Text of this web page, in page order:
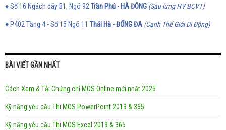
♦ Số 16 Ngách dãy B1, Ngõ 92 Trần Phú - HÀ ĐÔNG (Sau lưng HV BCVT)
♦ P402 Tầng 4 - Số 15 Ngõ 11 Thái Hà -ĐỐNG ĐA (Cạnh Thế Giới Di Động)
BÀI VIẾT GẦN NHẤT
Cách Xem & Tải Chứng chỉ MOS Online mới nhất 2025
Kỹ năng yêu cầu Thi MOS PowerPoint 2019 & 365
Kỹ năng yêu cầu Thi MOS Excel 2019 & 365